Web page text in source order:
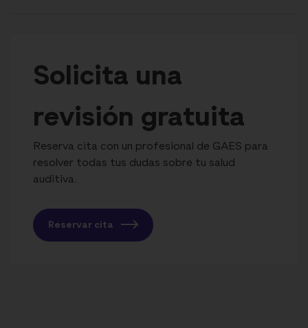
Solicita una
revisión gratuita
Reserva cita con un profesional de GAES para
resolver todas tus dudas sobre tu salud
auditiva.
Reservar cita